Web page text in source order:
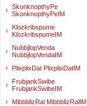
SkonknopthyPe
SkonknopthyPeIM
Klozkribspume
KlozkribspumeIM
NubbjlopVenda
NubbjlopVendaIM
PlixplixDat PlixplixDatIM
FrubjankSwibe
FrubjankSwibeIM
MibbblizRal MibbblizRalIM